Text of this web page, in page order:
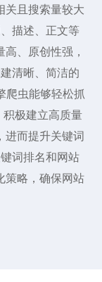
关且搜索量较大
描述、正文等
、原创性强，
清晰、简洁的
爬虫能够轻松抓
极建立高质量
进而提升关键词
词排名和网站
策略，确保网站